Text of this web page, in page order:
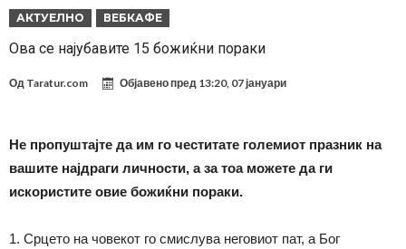
АКТУЕЛНО ВЕБКАФЕ
Oва се најубавите 15 божиќни пораки
Од Taratur.com Објавено пред 13:20, 07 јануари
Не пропуштајте да им го честитате големиот празник на
вашите најдраги личности, а за тоа можете да ги
искористите овие божиќни пораки.
1. Срцето на човекот го смислува неговиот пат, а Бог